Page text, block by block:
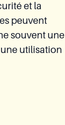
et la
peuvent
souvent une
utilisation